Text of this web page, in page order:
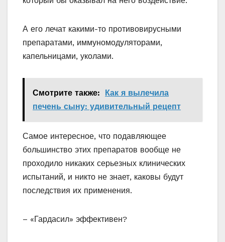
А его лечат какими-то противовирусными
препаратами, иммуномодуляторами,
капельницами, уколами.
Смотрите также:
Как я вылечила
печень сыну: удивительный рецепт
Самое интересное, что подавляющее
большинство этих препаратов вообще не
проходило никаких серьезных клинических
испытаний, и никто не знает, каковы будут
последствия их применения.
– «Гардасил» эффективен?